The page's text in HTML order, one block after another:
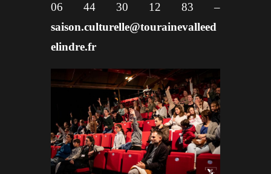
06 44 30 12 83 –
saison.culturelle@tourainevalleed
elindre.fr